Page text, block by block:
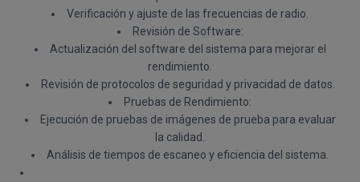
Verificación y ajuste de las frecuencias de radio.
Revisión de Software:
Actualización del software del sistema para mejorar el
rendimiento.
Revisión de protocolos de seguridad y privacidad de datos.
Pruebas de Rendimiento:
Ejecución de pruebas de imágenes de prueba para evaluar
la calidad.
Análisis de tiempos de escaneo y eficiencia del sistema.